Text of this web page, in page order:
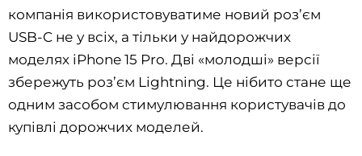
компанія використовуватиме новий роз’єм
USB-C не у всіх, а тільки у найдорожчих
моделях iPhone 15 Pro. Дві «молодші» версії
збережуть роз’єм Lightning. Це нібито стане ще
одним засобом стимулювання користувачів до
купівлі дорожчих моделей.